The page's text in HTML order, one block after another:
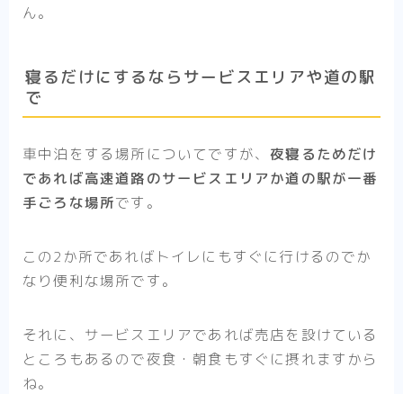
ん。
寝るだけにするならサービスエリアや道の駅
で
車中泊をする場所についてですが、夜寝るためだけ
であれば高速道路のサービスエリアか道の駅が一番
手ごろな場所です。
この2か所であればトイレにもすぐに行けるのでか
なり便利な場所です。
それに、サービスエリアであれば売店を設けている
ところもあるので夜食・朝食もすぐに摂れますから
ね。